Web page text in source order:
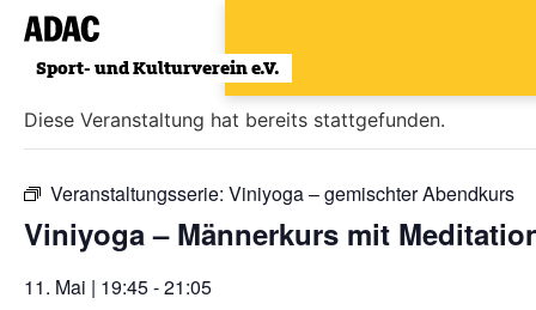
Zum
Inhalt
wechseln
« Alle Veranstaltungen
Diese Veranstaltung hat bereits stattgefunden.
Veranstaltungsserie: Viniyoga – gemischter Abendkurs
Viniyoga – Männerkurs mit
11. Mai | 19:45-21:05